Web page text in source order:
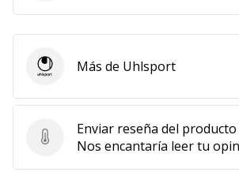
Enviar reseña del producto
Enviar reseña del producto
Nos encantaría leer tu
UhlsportMás de Uhlsport